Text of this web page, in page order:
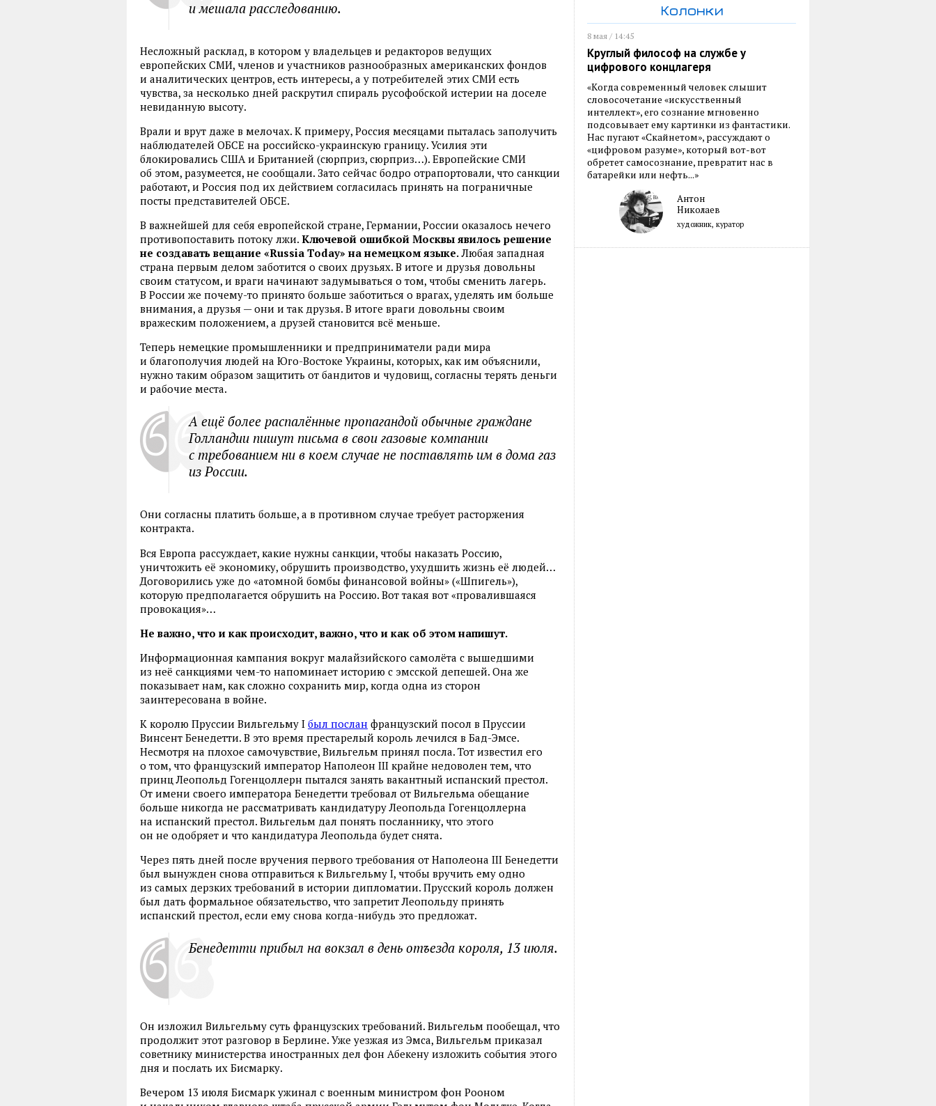
и мешала расследованию.
Несложный расклад, в котором у владельцев и редакторов ведущих
европейских СМИ, членов и участников разнообразных американских фондов
и аналитических центров, есть интересы, а у потребителей этих СМИ есть
чувства, за несколько дней раскрутил спираль русофобской истерии на доселе
невиданную высоту.
Врали и врут даже в мелочах. К примеру, Россия месяцами пыталась заполучить
наблюдателей ОБСЕ на российско-украинскую границу. Усилия эти
блокировались США и Британией (сюрприз, сюрприз…). Европейские СМИ
об этом, разумеется, не сообщали. Зато сейчас бодро отрапортовали, что санкции
работают, и Россия под их действием согласилась принять на пограничные
посты представителей ОБСЕ.
В важнейшей для себя европейской стране, Германии, России оказалось нечего
противопоставить потоку лжи. Ключевой ошибкой Москвы явилось решение
не создавать вещание «Russia Today» на немецком языке.Любая западная
страна первым делом заботится о своих друзьях. В итоге и друзья довольны
своим статусом, и враги начинают задумываться о том, чтобы сменить лагерь.
В России же почему-то принято больше заботиться о врагах, уделять им больше
внимания, а друзья — они и так друзья. В итоге враги довольны своим
вражеским положением, а друзей становится всё меньше.
Теперь немецкие промышленники и предприниматели ради мира
и благополучия людей на Юго-Востоке Украины, которых, как им объяснили,
нужно таким образом защитить от бандитов и чудовищ, согласны терять деньги
и рабочие места.
А ещё более распалённые пропагандой обычные граждане
Голландии пишут письма в свои газовые компании
с требованием ни в коем случае не поставлять им в дома газ
из России.
Они согласны платить больше, а в противном случае требует расторжения
контракта.
Вся Европа рассуждает, какие нужны санкции, чтобы наказать Россию,
уничтожить её экономику, обрушить производство, ухудшить жизнь её людей…
Договорились уже до «атомной бомбы финансовой войны» («Шпигель»),
которую предполагается обрушить на Россию. Вот такая вот «провалившаяся
провокация»…
Не важно, что и как происходит, важно, что и как об этом напишут.
Информационная кампания вокруг малайзийского самолёта с вышедшими
из неё санкциями чем-то напоминает историю с эмсской депешей. Она же
показывает нам, как сложно сохранить мир, когда одна из сторон
заинтересована в войне.
К королю Пруссии Вильгельму I был послан французский посол в Пруссии
Винсент Бенедетти. В это время престарелый король лечился в Бад-Эмсе.
Несмотря на плохое самочувствие, Вильгельм принял посла. Тот известил его
о том, что французский император Наполеон III крайне недоволен тем, что
принц Леопольд Гогенцоллерн пытался занять вакантный испанский престол.
От имени своего императора Бенедетти требовал от Вильгельма обещание
больше никогда не рассматривать кандидатуру Леопольда Гогенцоллерна
на испанский престол. Вильгельм дал понять посланнику, что этого
он не одобряет и что кандидатура Леопольда будет снята.
Через пять дней после вручения первого требования от Наполеона III Бенедетти
был вынужден снова отправиться к Вильгельму I, чтобы вручить ему одно
из самых дерзких требований в истории дипломатии. Прусский король должен
был дать формальное обязательство, что запретит Леопольду принять
испанский престол, если ему снова когда-нибудь это предложат.
Бенедетти прибыл на вокзал в день отъезда короля, 13 июля.
Он изложил Вильгельму суть французских требований. Вильгельм пообещал, что
продолжит этот разговор в Берлине. Уже уезжая из Эмса, Вильгельм приказал
советнику министерства иностранных дел фон Абекену изложить события этого
дня и послать их Бисмарку.
Вечером 13 июля Бисмарк ужинал с военным министром фон Рооном
Колонки
8 мая / 14:45
Круглый философ на службе у
цифрового концлагеря
«Когда современный человек слышит
словосочетание «искусственный
интеллект», его сознание мгновенно
подсовывает ему картинки из фантастики.
Нас пугают «Скайнетом», рассуждают о
«цифровом разуме», который вот-вот
обретет самосознание, превратит нас в
батарейки или нефть...»
Антон
Николаев
художник, куратор